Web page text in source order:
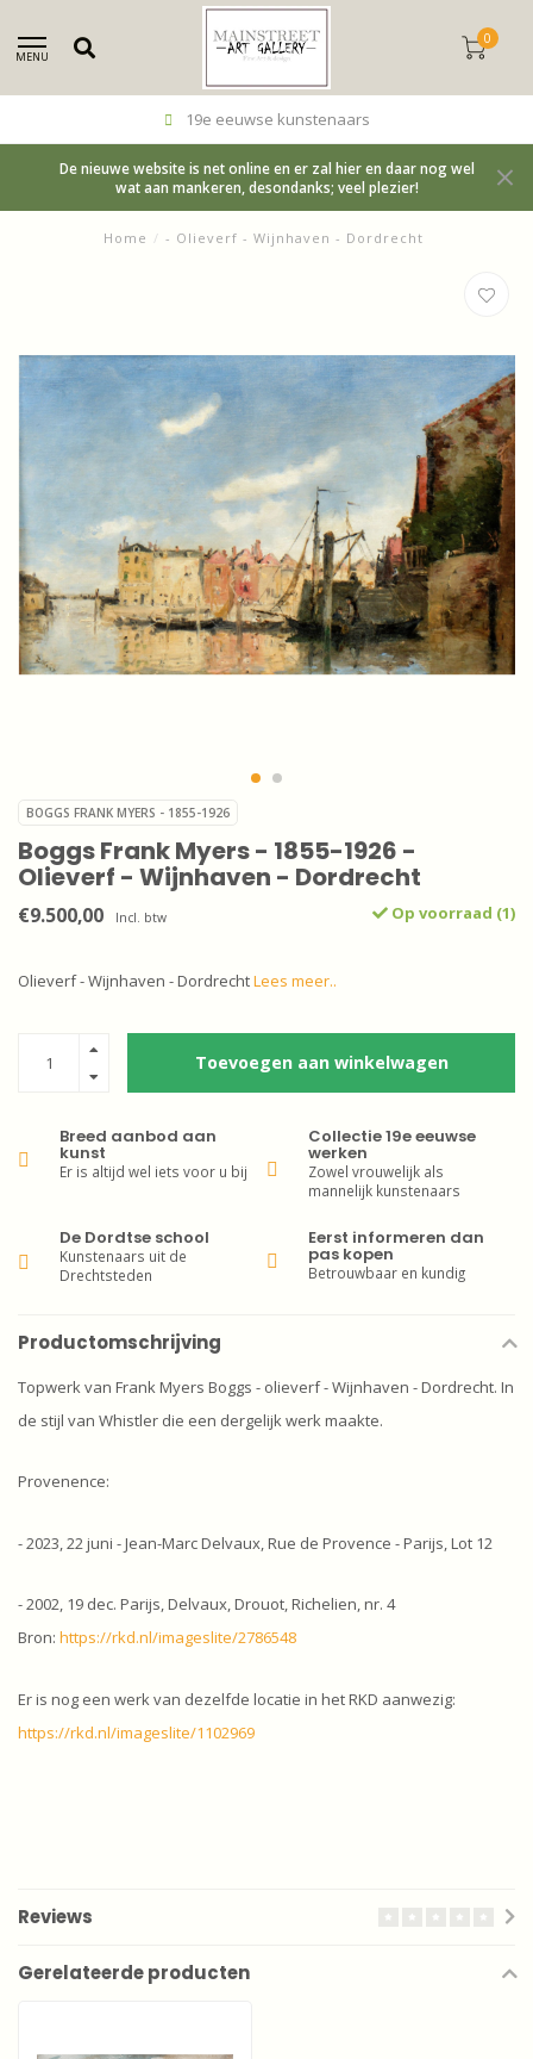
MENU
0
19e eeuwse kunstenaars
De nieuwe website is net online en er zal hier en daar nog wel
wat aan mankeren, desondanks; veel plezier!
Home / - Olieverf - Wijnhaven - Dordrecht
BOGGS FRANK MYERS - 1855-1926
Boggs Frank Myers - 1855-1926 -
Olieverf - Wijnhaven - Dordrecht
€9.500,00 Incl. btw Op voorraad (1)
Olieverf - Wijnhaven - DordrechtLees meer..
Toevoegen aan winkelwagen
Breed aanbod aan
kunst
Er is altijd wel iets voor u bij
Collectie 19e eeuwse
werken
Zowel vrouwelijk als
mannelijk kunstenaars
De Dordtse school
Kunstenaars uit de
Drechtsteden
Eerst informeren dan
pas kopen
Betrouwbaar en kundig
Productomschrijving
Topwerk van Frank Myers Boggs - olieverf - Wijnhaven - Dordrecht. In
de stijl van Whistler die een dergelijk werk maakte.
Provenence:
- 2023, 22 juni - Jean-Marc Delvaux, Rue de Provence - Parijs, Lot 12
- 2002, 19 dec. Parijs, Delvaux, Drouot, Richelien, nr. 4
Bron: https://rkd.nl/imageslite/2786548
Er is nog een werk van dezelfde locatie in het RKD aanwezig:
https://rkd.nl/imageslite/1102969
Reviews
Gerelateerde producten